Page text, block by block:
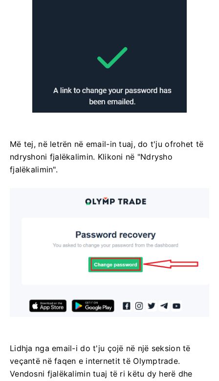
Më tej, në letrën në email-in tuaj, do t'ju ofrohet të
ndryshoni fjalëkalimin. Klikoni në "Ndrysho
fjalëkalimin".
Lidhja nga email-i do t'ju çojë në një seksion të
veçantë në faqen e internetit të Olymptrade.
Vendosni fjalëkalimin tuaj të ri këtu dy herë dhe